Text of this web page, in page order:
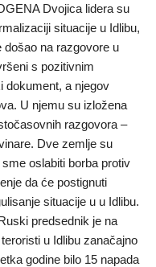
Dvojica lidera su
situacije u Idlibu,
došao na razgovore u
s pozitivnim
dokument, a njegov
U njemu su izložena
razgovora –
Dve zemlje su
oslabiti borba protiv
da će postignuti
situacije u u Idlibu.
predsednik je na
u Idlibu zanačajno
godine bilo 15 napada